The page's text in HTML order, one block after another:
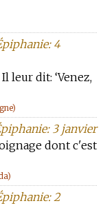
4
leur dit: ‘Venez,
3 janvier
dont c'est
2